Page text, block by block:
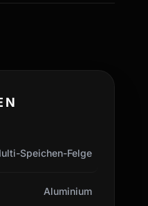
Speichen-Felge
Aluminium